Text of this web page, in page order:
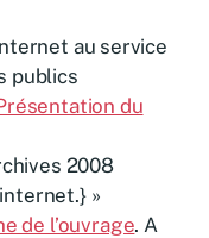
au service
publics
du
2008
»
de l’ouvrage. A